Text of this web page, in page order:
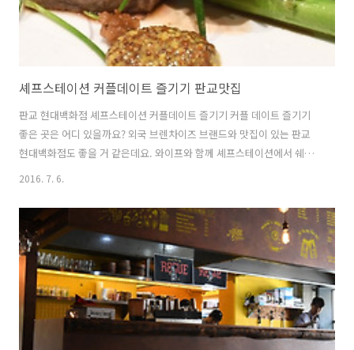
셰프스테이션 커플데이트 즐기기 판교맛집
판교 현대백화점 셰프스테이션 커플데이트 즐기기 커플 데이트 즐기기
좋은 곳은 어디 있을까요? 외국 브렌차이즈 브랜드와 맛집이 있는 판교
현대백화점도 좋을 거 같은데요. 와이프와 함께 셰프스테이션에서 쉐프
가 하는 커플세트 요리를 먹고 왔습니다. 원래 쉐프스테이크는 압구정 가
더 저렴한 가격대로 즐길 수 있게 바꾸었다고 합니다. 맛집을 즐겨 가는
우리 부부에게는 판교 현대백화점의 맛집이 참좋은 데이트 코스입니다.
옥상에는 회전목마도 있고 맛집이 많아 입맛대로 먹기 좋죠. 보이시나
요? 스테이크의 격이 다르죠? 쉐프가 하는 맛집이니 더 맛있는 음식의 품
격을 느낄 수 있었습니다. 정호영 쉐프가 하는 셰프스테이션에는 사람들
이 많더라고요. 줄서서 ..
2016. 7. 6.